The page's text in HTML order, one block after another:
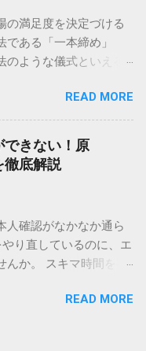
手運送会社です。特に
送において圧倒的な
、他の宅配業者と少し
各拠点が配送をコント
わせた柔軟な相談がし
抱えている悩みがどの
ましょう。 1. 荷物の
いったいどこにあるの
号一つで判明しま
準備する : 送り状（伝
並びを確認してくださ
。 確認できる内容 : 集
の満足度を決定づける
ある「一本締め」
ような儀式といえる
安を感じる方も多いは
カジュアルな集まりま
る舞えるための「一本
セリフ例まで丁寧に
と効果 一本締めは、単
せん。その時間、そ
めがもたらすポジティ
斉に同じリズムを刻む
す。 心地よい終幕
することができます。
READ MORE
できない！原
徹底解説
人確認がなかなか通ら
り直しているのに、エ
んか。 スキマ時間を有
しかし、その最初の壁
READ MORE